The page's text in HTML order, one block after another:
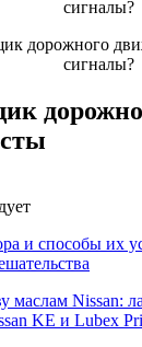
и способы их
маслам Nissan:
KE и Lubex